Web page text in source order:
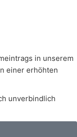
in unserem
einer erhöhten
unverbindlich